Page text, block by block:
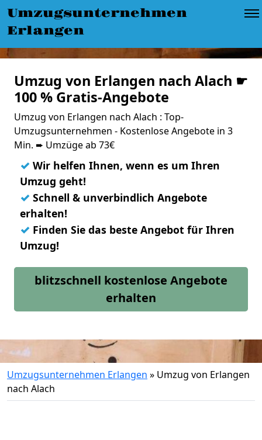
Umzugsunternehmen
Erlangen
Umzug von Erlangen nach Alach ☛
100 % Gratis-Angebote
Umzug von Erlangen nach Alach : Top-
Umzugsunternehmen - Kostenlose Angebote in 3
Min. ➨ Umzüge ab 73€
✓ Wir helfen Ihnen, wenn es um Ihren
Umzug geht!
✓ Schnell & unverbindlich Angebote
erhalten!
✓ Finden Sie das beste Angebot für Ihren
Umzug!
blitzschnell kostenlose Angebote
erhalten
Umzugsunternehmen Erlangen » Umzug von Erlangen
nach Alach